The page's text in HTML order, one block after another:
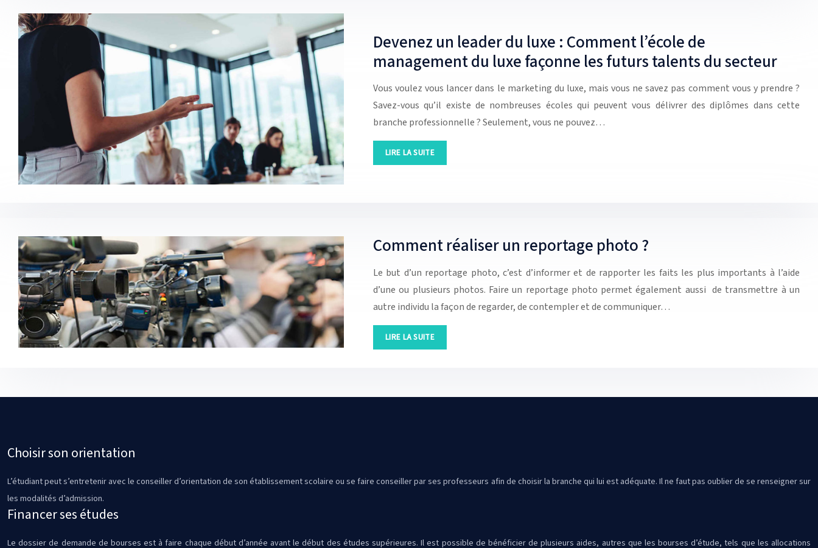
Devenez un leader du luxe : Comment l’école de
management du luxe façonne les futurs talents du secteur
Vous voulez vous lancer dans le marketing du luxe, mais vous ne savez pas comment vous y prendre ?
Savez-vous qu’il existe de nombreuses écoles qui peuvent vous délivrer des diplômes dans cette
branche professionnelle ? Seulement, vous ne pouvez…
LIRE LA SUITE
Comment réaliser un reportage photo ?
Le but d’un reportage photo, c’est d’informer et de rapporter les faits les plus importants à l’aide
d’une ou plusieurs photos. Faire un reportage photo permet également aussi de transmettre à un
autre individu la façon de regarder, de contempler et de communiquer…
LIRE LA SUITE
Choisir son orientation
L’étudiant peut s’entretenir avec le conseiller d’orientation de son établissement scolaire ou se faire conseiller par ses professeurs afin de choisir la branche qui lui est adéquate. Il ne faut pas oublier de se renseigner sur
les modalités d’admission.
Financer ses études
Le dossier de demande de bourses est à faire chaque début d’année avant le début des études supérieures. Il est possible de bénéficier de plusieurs aides, autres que les bourses d’étude, tels que les allocations